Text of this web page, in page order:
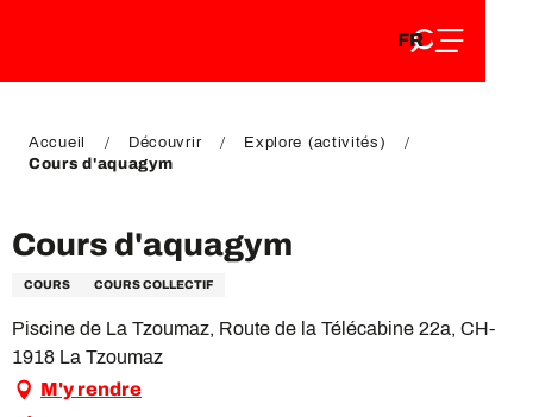
DE
FR
EN
Accueil Découvrir
Explore (activités)
Cours d'aquagym
Cours d'aquagym
COURS COURS COLLECTIF
Piscine de La Tzoumaz, Route de la Télécabine 22a, CH-
1918 La Tzoumaz
M'y rendre